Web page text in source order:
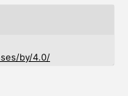
by/4.0/